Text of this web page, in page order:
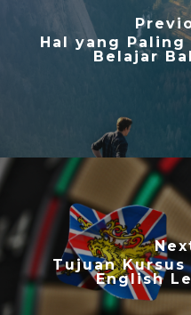
Hal yang
Belajar
Tujuan
English